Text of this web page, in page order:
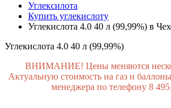
Углексилота
Купить углекислоту
Углекислота 4.0 40 л (99,99%) в
Углекислота 4.0 40 л (99,99%)
ВНИМАНИЕ! Цены меняются
Актуальную стоимость на газ и
менеджера по телефону 8